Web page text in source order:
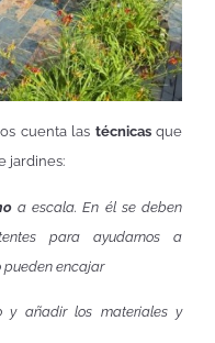
cuenta las técnicas que
jardines:
a escala. En él se deben
para ayudarnos a
pueden encajar
y añadir los materiales y